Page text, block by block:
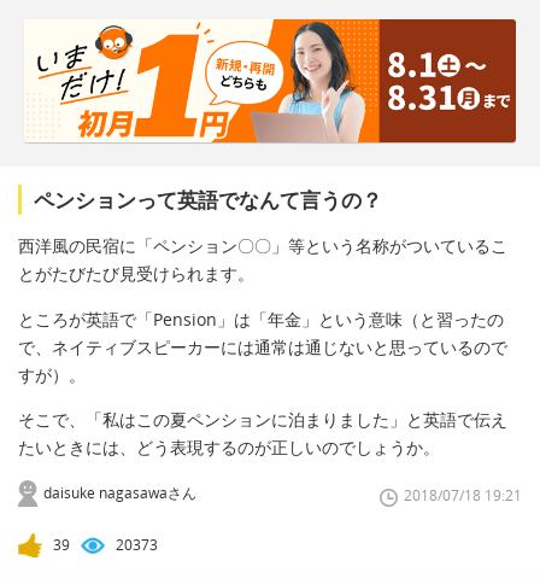
ペンションって英語でなんて言うの？
西洋風の民宿に「ペンション〇〇」等という名称がついているこ
とがたびたび見受けられます。
ところが英語で「Pension」は「年金」という意味（と習ったの
で、ネイティブスピーカーには通常は通じないと思っているので
すが）。
そこで、「私はこの夏ペンションに泊まりました」と英語で伝え
たいときには、どう表現するのが正しいのでしょうか。
daisuke nagasawaさん 2018/07/18 19:21
39 20373